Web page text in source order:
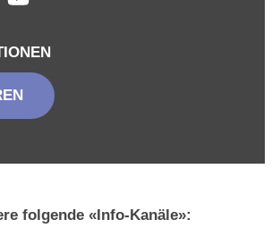
folgende «Info-Kanäle»: